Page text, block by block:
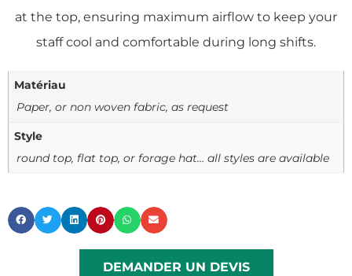
at the top, ensuring maximum airflow to keep your
staff cool and comfortable during long shifts.
Matériau
Paper, or non woven fabric, as request
Style
round top, flat top, or forage hat… all styles are available
DEMANDER UN DEVIS